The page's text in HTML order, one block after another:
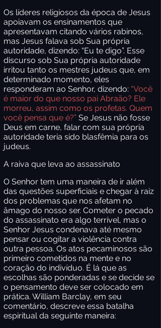
Os líderes religiosos da época de Jesus
apoiavam os ensinamentos que
apresentavam citando vários rabinos,
mas Jesus falava sob Sua própria
autoridade, dizendo: “Eu te digo”. Esse
discurso sob Sua própria autoridade
irritou tanto os mestres judeus que, em
determinado momento, eles
responderam ao Senhor, dizendo: “Você
é maior do que nosso pai Abraão? Ele
morreu, assim como os profetas. Quem
você pensa que é?” Se Jesus não fosse
Deus em carne, falar com sua própria
autoridade teria sido blasfêmia para os
judeus.
A raiva que leva ao assassinato
O Senhor tem uma maneira de ir além
das questões superficiais e chegar à raiz
dos problemas que nos afetam no
âmago do nosso ser. Cometer o pecado
do assassinato era algo terrível, mas o
Senhor Jesus condenava até mesmo
pensar ou cogitar a violência contra
outra pessoa. Os atos pecaminosos são
primeiro cometidos na mente e no
coração do indivíduo. É lá que as
escolhas são ponderadas e se decide se
o pensamento deve ser colocado em
prática. William Barclay, em seu
comentário, descreve essa batalha
espiritual da seguinte maneira: